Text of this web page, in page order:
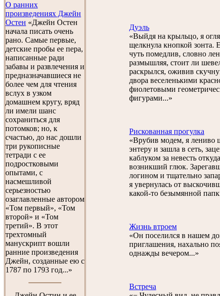
О ранних
произведениях Джейн
Остен «Джейн Остен
начала писать очень
рано. Самые первые,
детские пробы ее пера,
написанные ради
забавы и развлечения и
предназначавшиеся не
более чем для чтения
вслух в узком
домашнем кругу, вряд
ли имели шанс
сохраниться для
потомков; но, к
счастью, до нас дошли
три рукописные
тетради с ее
подростковыми
опытами, с
насмешливой
серьезностью
озаглавленные автором
«Том первый», «Том
второй» и «Том
третий». В этот
трехтомный
манускрипт вошли
ранние произведения
Джейн, созданные ею с
1787 по 1793 год...»
Дуэль
«Выйдя на крыльцо, я
щелкнула кнопкой зонта.
чуть помедлив, словно
размышляя, стоит ли
раскрылся, оживив
двора веселенькими
фиолетовыми
фигурами...»
Рискованная прогулка
«Врубив модем, я лениво
энтеру и зашла в сеть,
каблуком за невесть откуда
возникший глюк.
логином и тщательно
я увернулась от
какой-то безымянной
Жизнь втроем
«Он поселился в нашем
приглашения, нахально
однажды вечером...»
Встреча